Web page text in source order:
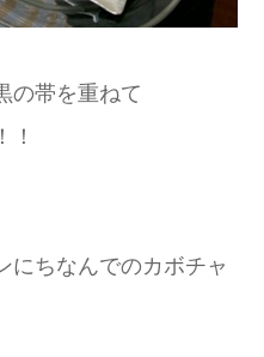
の帯を重ねて
にちなんでのカボチャ